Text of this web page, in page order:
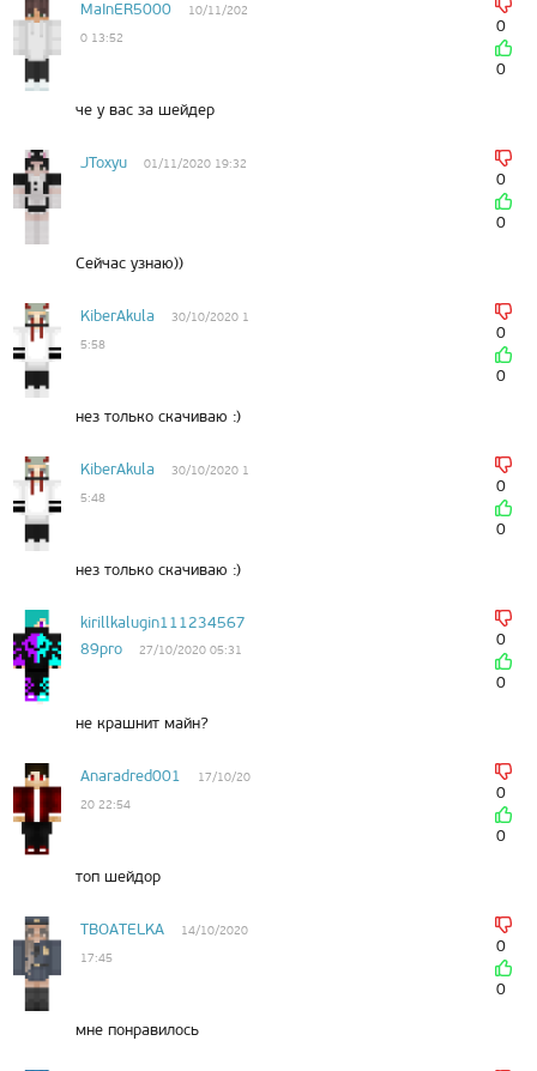
MaInER5000
10/11/202
0 13:52
0
0
че у вас за шейдер
JToxyu 01/11/2020 19:32
0
0
Сейчас узнаю))
KiberAkula
30/10/2020 1
5:58
0
0
нез только скачиваю :)
KiberAkula
30/10/2020 1
5:48
0
0
нез только скачиваю :)
kirillkalugin111234567
89pro
27/10/2020 05:31
0
0
не крашнит майн?
Anaradred001
17/10/20
20 22:54
0
0
топ шейдор
TBOATELKA
14/10/2020
17:45
0
0
мне понравилось